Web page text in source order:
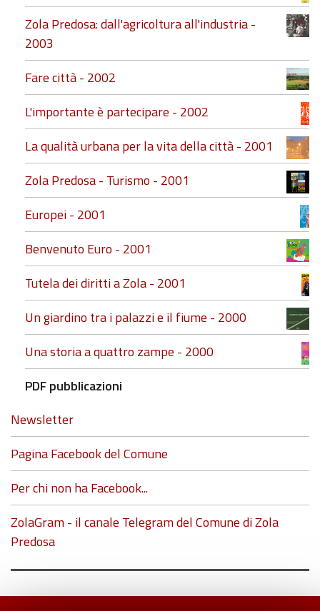
Zola Predosa: dall'agricoltura all'industria -
2003
Fare città - 2002
L'importante è partecipare - 2002
La qualità urbana per la vita della città - 2001
Zola Predosa - Turismo - 2001
Europei - 2001
Benvenuto Euro - 2001
Tutela dei diritti a Zola - 2001
Un giardino tra i palazzi e il fiume - 2000
Una storia a quattro zampe - 2000
PDF pubblicazioni
Newsletter
Pagina Facebook del Comune
Per chi non ha Facebook...
ZolaGram - il canale Telegram del Comune di Zola
Predosa